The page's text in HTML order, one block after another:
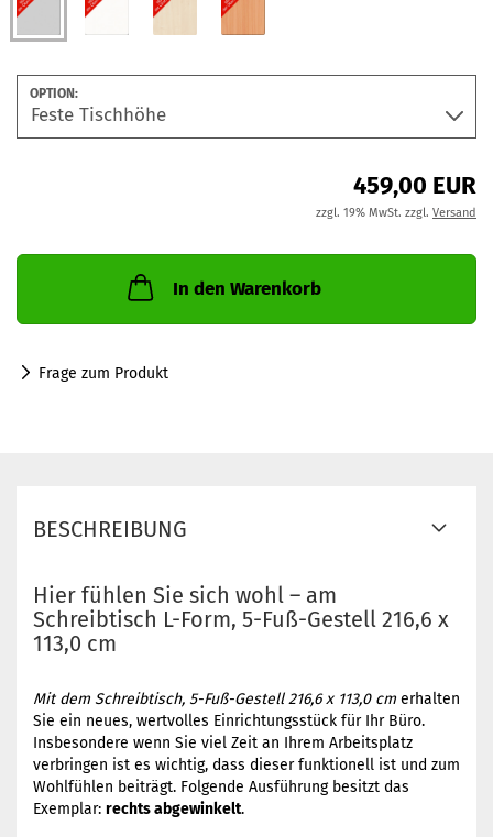
OPTION:
459,00 EUR
zzgl. 19% MwSt. zzgl. Versand
In den Warenkorb
Frage zum Produkt
BESCHREIBUNG
Hier fühlen Sie sich wohl – am
Schreibtisch L-Form, 5-Fuß-Gestell 216,6 x
113,0 cm
Mit dem Schreibtisch, 5-Fuß-Gestell 216,6 x 113,0 cm erhalten
Sie ein neues, wertvolles Einrichtungsstück für Ihr Büro.
Insbesondere wenn Sie viel Zeit an Ihrem Arbeitsplatz
verbringen ist es wichtig, dass dieser funktionell ist und zum
Wohlfühlen beiträgt. Folgende Ausführung besitzt das
Exemplar: rechts abgewinkelt.